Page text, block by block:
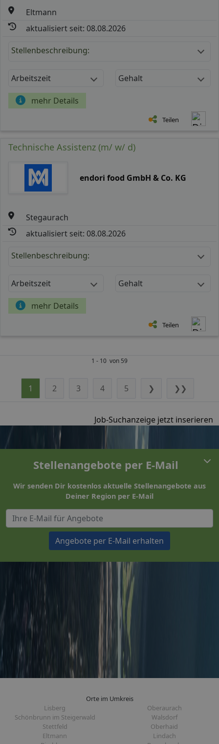
Eltmann
aktualisiert seit: 08.08.2026
Stellenbeschreibung:
Arbeitszeit Gehalt
mehr Details
Teilen
Technische Assistenz (m/ w/ d)
endori food GmbH & Co. KG
Stegaurach
aktualisiert seit: 08.08.2026
Stellenbeschreibung:
Arbeitszeit Gehalt
mehr Details
Teilen
1 - 10 von 59
1 2 3 4 5 ❯ ❯❯
Job-Suchanzeige jetzt inserieren
Stellenangebote per E-Mail
Wir senden Dir kostenlos aktuelle Stellenangebote aus
Deiner Region per E-Mail
Angebote per E-Mail erhalten
Orte im Umkreis
Lisberg
Oberaurach
Schönbrunn im Steigerwald
Walsdorf
Stettfeld
Oberhaid
Eltmann
Lindach